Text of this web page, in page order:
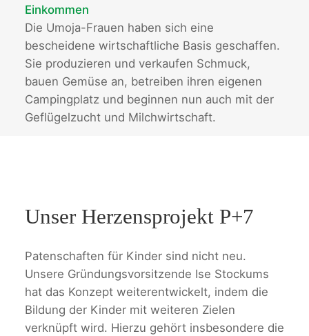
Einkommen
Die Umoja-Frauen haben sich eine
bescheidene wirtschaftliche Basis geschaffen.
Sie produzieren und verkaufen Schmuck,
bauen Gemüse an, betreiben ihren eigenen
Campingplatz und beginnen nun auch mit der
Geflügelzucht und Milchwirtschaft.
Unser Herzensprojekt P+7
Patenschaften für Kinder sind nicht neu.
Unsere Gründungsvorsitzende Ise Stockums
hat das Konzept weiterentwickelt, indem die
Bildung der Kinder mit weiteren Zielen
verknüpft wird. Hierzu gehört insbesondere die